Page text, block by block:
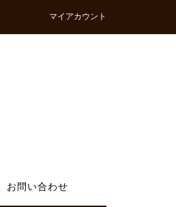
マイアカウント
お問い合わせ